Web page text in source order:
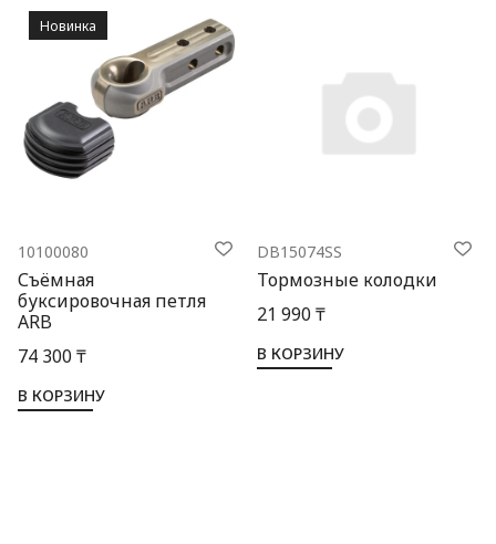
10100080
Съёмная
буксировочная петля
ARB
74 300 ₸
В КОРЗИНУ
Новинка
DB15074SS
Тормозные колодки
21 990 ₸
В КОРЗИНУ